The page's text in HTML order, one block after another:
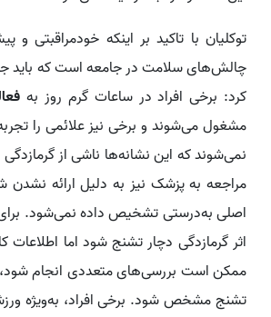
توکلیان با تاکید بر اینکه خودمراقبتی و
چالش‌های سلامت در جامعه است که باید
کرد: برخی افراد در ساعات گرم روز به
مشغول می‌شوند و برخی نیز علائمی را
نمی‌شوند که این نشانه‌ها ناشی از
مراجعه به پزشک نیز به دلیل ارائه
اصلی به‌درستی تشخیص داده نمی‌شود. برای
اثر گرمازدگی دچار تشنج شود اما
ممکن است بررسی‌های متعددی انجام
تشنج مشخص شود. برخی افراد، به‌ویژه